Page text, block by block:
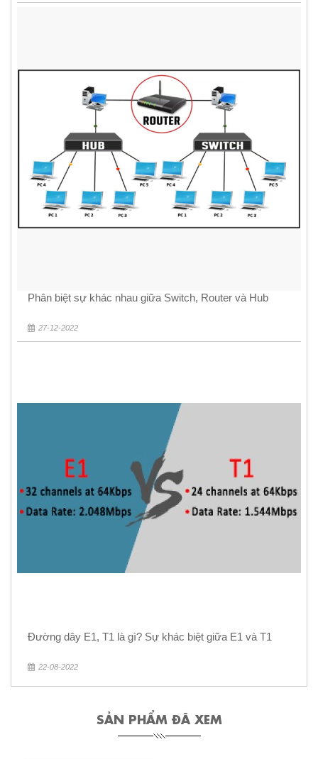
Phân biệt sự khác nhau giữa Switch, Router và Hub
27-12-2022
Đường dây E1, T1 là gì? Sự khác biệt giữa E1 và T1
22-08-2022
SẢN PHẨM ĐÃ XEM